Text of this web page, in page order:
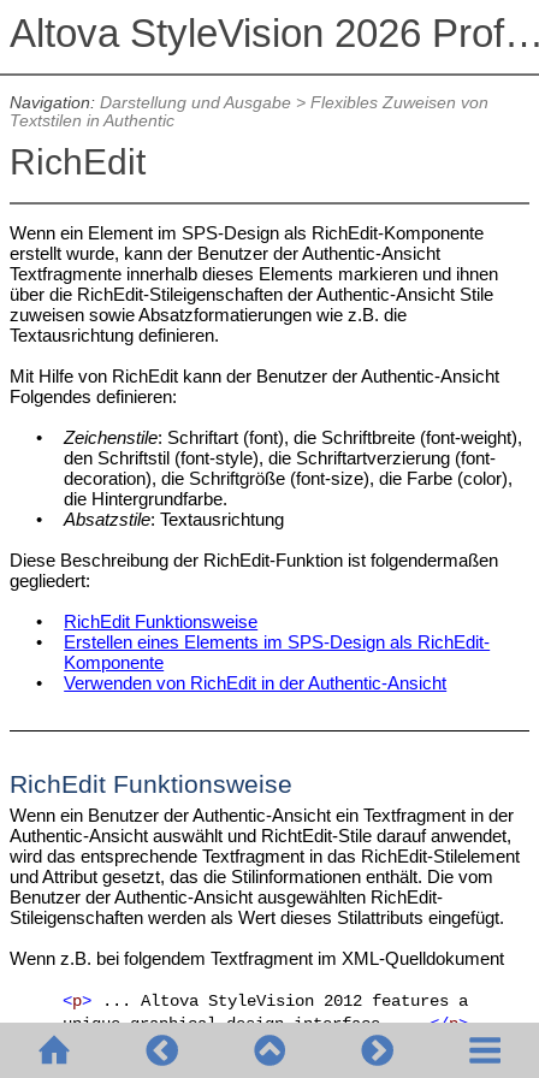
Altova StyleVision 2026
Navigation: Darstellung und Ausgabe> Flexibles Zuweisen von
Textstilen in Authentic
RichEdit
Wenn ein Element im SPS-Design als RichEdit-Komponente
erstellt wurde, kann der Benutzer derAuthentic-Ansicht
Textfragmente innerhalb dieses Elements markieren und ihnen
über die RichEdit-Stileigenschaften derAuthentic-Ansicht Stile
zuweisen sowie Absatzformatierungen wie z.B. die
Textausrichtung definieren.
Mit Hilfe von RichEdit kann der Benutzer derAuthentic-Ansicht
Folgendes definieren:
•
Zeichenstile: Schriftart (font), die Schriftbreite (font-weight),
den Schriftstil (font-style), die Schriftartverzierung (font-
decoration), die Schriftgröße (font-size), die Farbe (color),
die Hintergrundfarbe.
•
Absatzstile: Textausrichtung
Diese Beschreibung der RichEdit-Funktion ist folgendermaßen
gegliedert:
•
RichEdit Funktionsweise
•
Erstellen eines Elements im SPS-Design als RichEdit-
Komponente
•
Verwenden von RichEdit in der Authentic-Ansicht
RichEdit Funktionsweise
Wenn ein Benutzer derAuthentic-Ansicht ein Textfragment in der
Authentic-Ansicht auswählt und RichtEdit-Stile darauf anwendet,
wird das entsprechende Textfragment in das RichEdit-Stilelement
und Attribut gesetzt, das die Stilinformationen enthält. Die vom
Benutzer derAuthentic-Ansicht ausgewählten RichEdit-
Stileigenschaften werden als Wert dieses Stilattributs eingefügt.
Wenn z.B. bei folgendem Textfragment im XML-Quelldokument
<p>
... Altova StyleVision 2012 features a
unique graphical design interface ... </p>
einem Teil dieses Textfragments eine RichEdit-Stileigenschaft